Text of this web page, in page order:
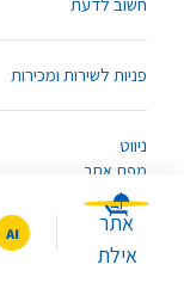
פניות לשירות ומכירות
ניווט
מפת אתר
אתר
אילת